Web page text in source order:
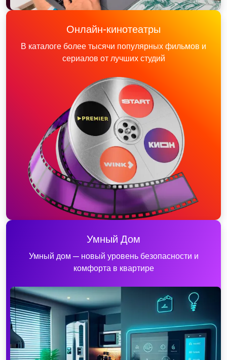
Онлайн-кинотеатры
В каталоге более тысячи популярных фильмов и
сериалов от лучших студий
Умный Дом
Умный дом — новый уровень безопасности и
комфорта в квартире